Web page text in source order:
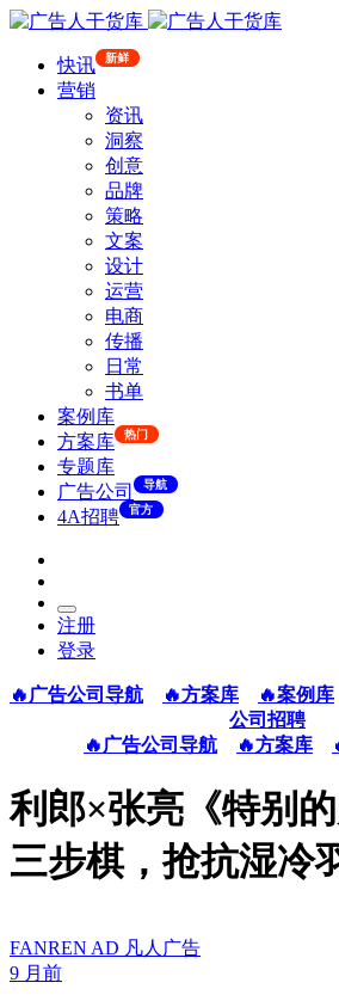
快讯 新鲜
营销
资讯
洞察
创意
品牌
策略
文案
设计
运营
电商
传播
日常
书单
案例库
方案库
热门
专题库
广告公司
导航
4A招聘 官方
注册
登录
🔥广告公司导航 🔥方案库 🔥案例库
公司招聘
🔥广告公司导航
🔥方案库
利郎×张亮《特别的
三步棋，抢抗湿冷
FANREN AD 凡人广告
9 月前